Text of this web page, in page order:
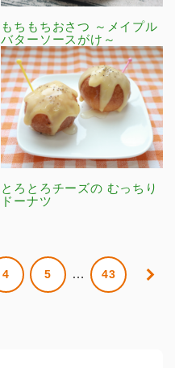
もちもちおさつ ～メイプル
バターソースがけ～
とろとろチーズの むっちり
ドーナツ
4 5 … 43